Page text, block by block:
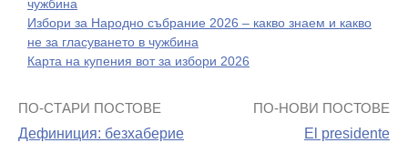
чужбина
Избори за Народно събрание 2026 – какво знаем и какво
не за гласуването в чужбина
Карта на купения вот за избори 2026
Навигация
ПО-СТАРИ ПОСТОВЕ
Дефиниция: безхаберие
ПО-НОВИ ПОСТОВЕ
El presidente